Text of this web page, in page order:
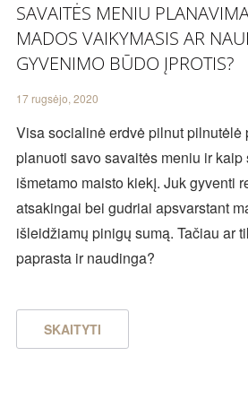
SAVAITĖS MENIU
MADOS VAIKYMASIS AR
GYVENIMO BŪDO ĮPROTIS?
17 rugsėjo, 2020
Visa socialinė erdvė pilnut pilnutėlė
planuoti savo savaitės meniu ir kaip
išmetamo maisto kiekį. Juk gyventi
atsakingai bei gudriai apsvarstant
išleidžiamų pinigų sumą. Tačiau ar
paprasta ir naudinga?
SKAITYTI